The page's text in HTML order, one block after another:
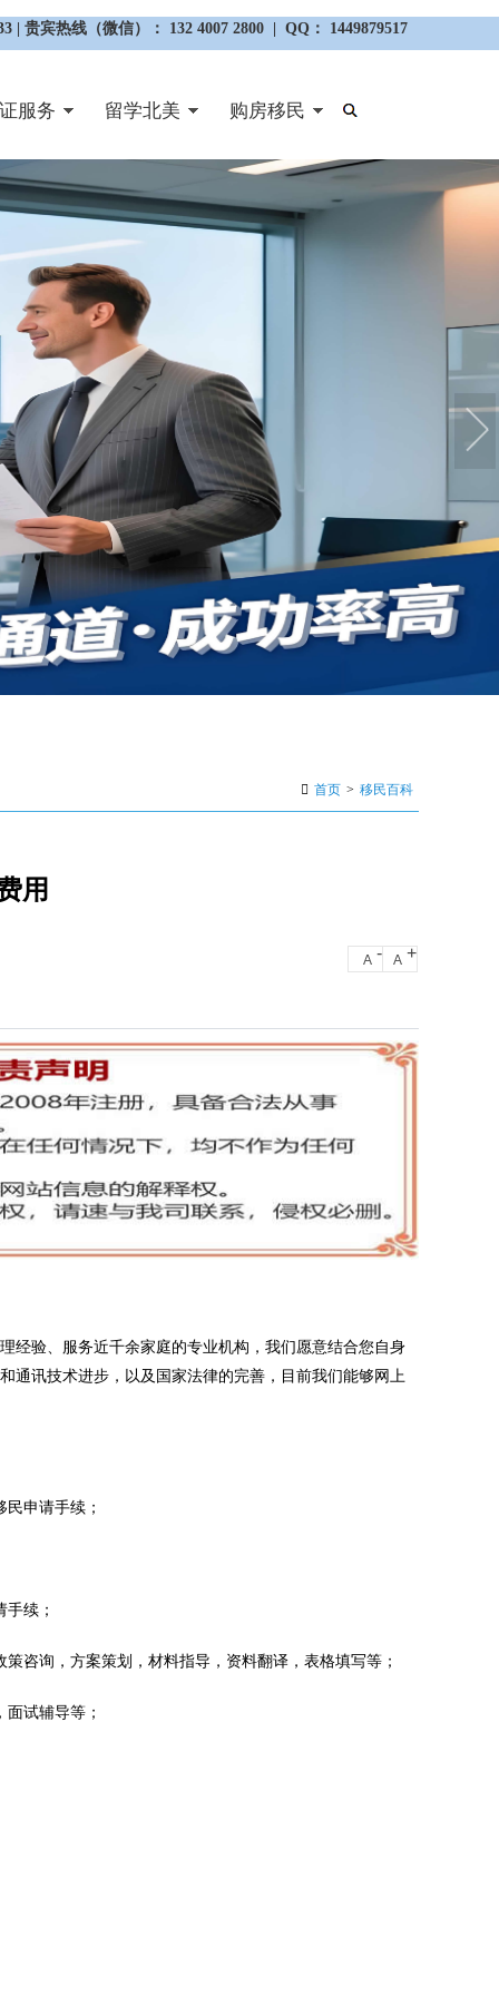
| 贵宾热线（微信）： 132 4007 2800 | QQ： 1449879517
服务 留学北美 购房移民
首页 > 移民百科
用
A - A +
经验、服务近千余家庭的专业机构，我们愿意结合您自身
通讯技术进步，以及国家法律的完善，目前我们能够网上
申请手续；
续；
咨询，方案策划，材料指导，资料翻译，表格填写等；
试辅导等；